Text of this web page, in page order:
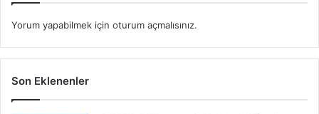
Yorum yapabilmek için oturum açmalısınız.
Son Eklenenler